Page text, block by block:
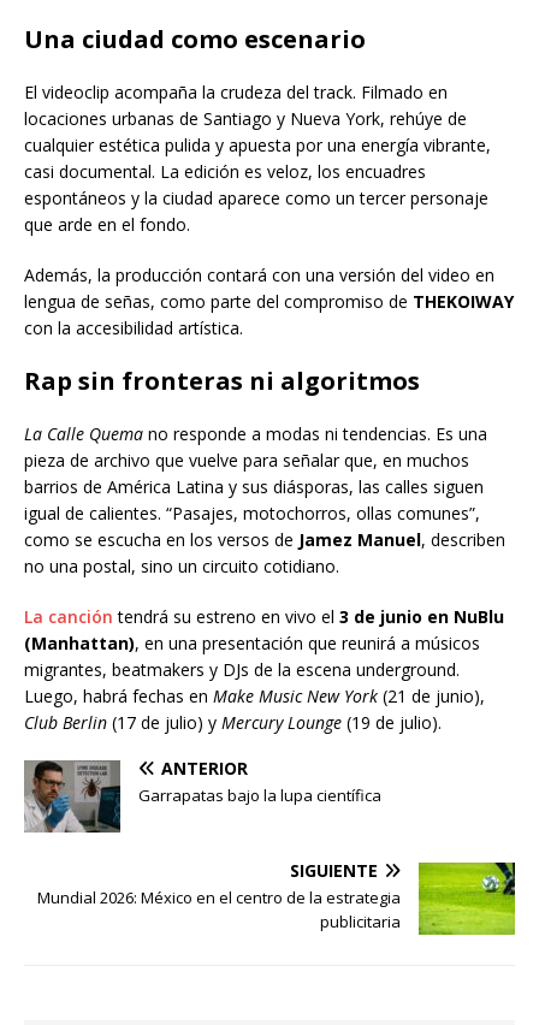
Una ciudad como escenario
El videoclip acompaña la crudeza del track. Filmado en
locaciones urbanas de Santiago y Nueva York, rehúye de
cualquier estética pulida y apuesta por una energía vibrante,
casi documental. La edición es veloz, los encuadres
espontáneos y la ciudad aparece como un tercer personaje
que arde en el fondo.
Además, la producción contará con una versión del video en
lengua de señas, como parte del compromiso de THEKOIWAY
con la accesibilidad artística.
Rap sin fronteras ni algoritmos
La Calle Quema no responde a modas ni tendencias. Es una
pieza de archivo que vuelve para señalar que, en muchos
barrios de América Latina y sus diásporas, las calles siguen
igual de calientes. “Pasajes, motochorros, ollas comunes”,
como se escucha en los versos de Jamez Manuel, describen
no una postal, sino un circuito cotidiano.
La canción tendrá su estreno en vivo el 3 de junio en NuBlu
(Manhattan), en una presentación que reunirá a músicos
migrantes, beatmakers y DJs de la escena underground.
Luego, habrá fechas en Make Music New York (21 de junio),
Club Berlin (17 de julio) y Mercury Lounge (19 de julio).
ANTERIOR
Garrapatas bajo la lupa científica
SIGUIENTE
Mundial 2026: México en el centro de la estrategia
publicitaria